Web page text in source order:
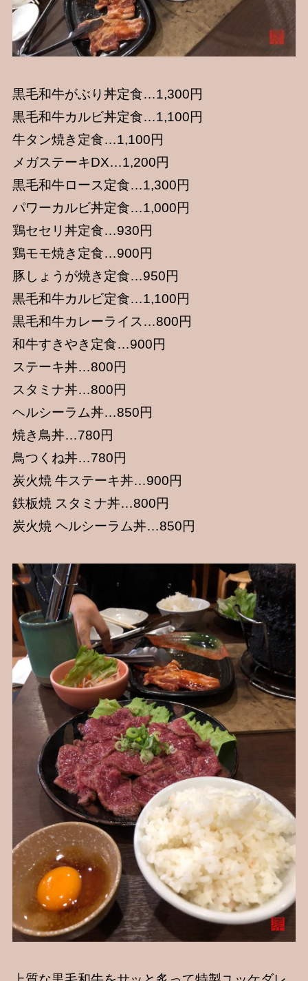
黒毛和牛がぶり丼定食…1,300円
黒毛和牛カルビ丼定食…1,100円
牛タン焼き定食…1,100円
メガステーキDX…1,200円
黒毛和牛ロース定食…1,300円
パワーカルビ丼定食…1,000円
鶏セセリ丼定食…930円
鶏モモ焼き定食…900円
豚しょうが焼き定食…950円
黒毛和牛カルビ定食…1,100円
黒毛和牛カレーライス…800円
和牛すきやき定食…900円
ステーキ丼…800円
スタミナ丼…800円
ヘルシーラム丼…850円
焼き鳥丼…780円
鳥つくね丼…780円
炭火焼 牛ステーキ丼…900円
鉄板焼 スタミナ丼…800円
炭火焼 ヘルシーラム丼…850円